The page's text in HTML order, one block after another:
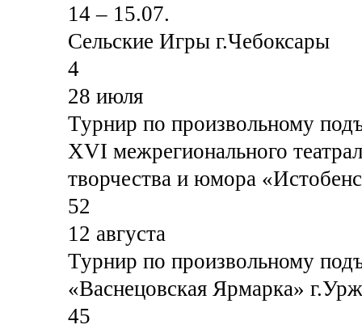
14 – 15.07.
Сельские Игры г.Чебоксары
4
28 июля
Турнир по произвольному
XVI межрегионального
творчества и юмора
52
12 августа
Турнир по произвольному
«Васнецовская Ярмарка»
45